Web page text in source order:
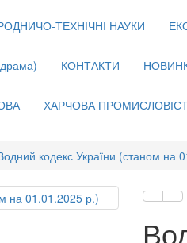
ТЕХНІЧНІ НАУКИ
КОНТАКТИ
ХАРЧОВА
кодекс України (станом на